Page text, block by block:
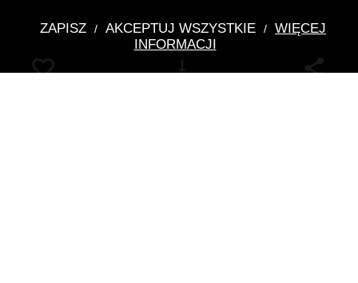
Pobierz
ZAPISZ / AKCEPTUJ WSZYSTKIE /
WIĘCEJ
INFORMACJI